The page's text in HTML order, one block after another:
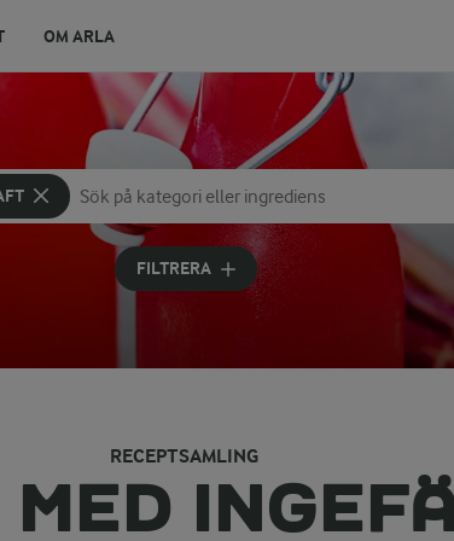
OM ARLA
Sök på kategori eller ingrediens
Skriv in sökord för att få förslag
FILTRERA
RECEPTSAMLING